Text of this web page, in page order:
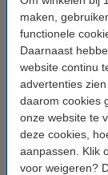
maken,
functionele
Daarnaast
website continu
advertenties
daarom cookies
onze website te
deze cookies,
aanpassen. Klik
voor weigeren?
Spoel binnendiameter:
Spoel breedte:
Gewicht lege spoel:
Print snelheid:
Ons Artikelnr:
TDS EN: